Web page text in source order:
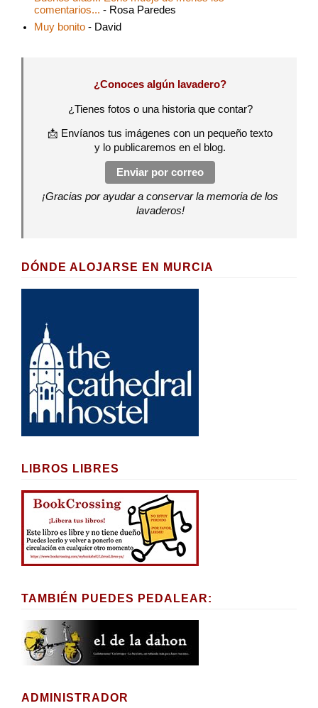
comentarios... - Rosa Paredes
Muy bonito - David
¿Conoces algún lavadero?
¿Tienes fotos o una historia que contar?
📩 Envíanos tus imágenes con un pequeño texto
y lo publicaremos en el blog.
Enviar por correo
¡Gracias por ayudar a conservar la memoria de los
lavaderos!
DÓNDE ALOJARSE EN MURCIA
LIBROS LIBRES
TAMBIÉN PUEDES PEDALEAR:
ADMINISTRADOR